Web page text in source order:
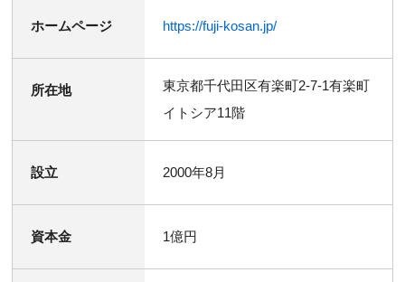
ホームページ https://fuji-kosan.jp/
所在地
東京都千代田区有楽町2-7-1有楽町
イトシア11階
設立 2000年8月
資本金 1億円